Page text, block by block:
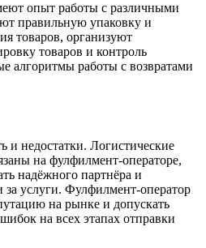
опыт работы с различными
правильную упаковку и
товаров, организуют
товаров и контроль
алгоритмы работы с возвратами
и недостатки. Логистические
на фулфилмент-операторе,
надёжного партнёра и
за услуги. Фулфилмент-оператор
на рынке и допускать
на всех этапах отправки